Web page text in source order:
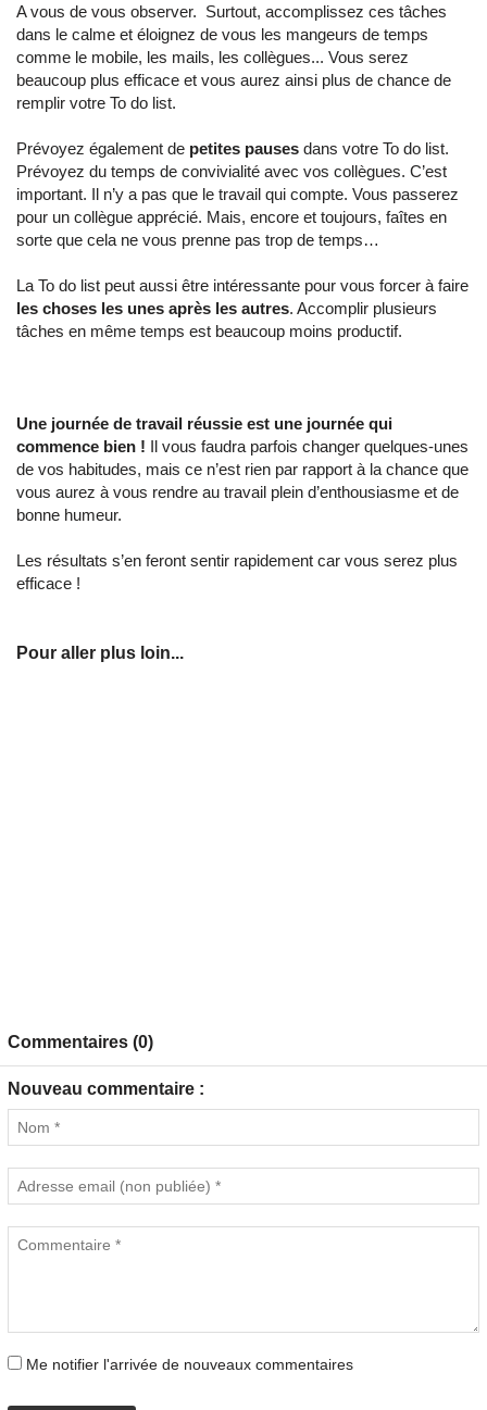
A vous de vous observer. Surtout, accomplissez ces tâches
dans le calme et éloignez de vous les mangeurs de temps
comme le mobile, les mails, les collègues... Vous serez
beaucoup plus efficace et vous aurez ainsi plus de chance de
remplir votre To do list.
Prévoyez également de petites pauses dans votre To do list.
Prévoyez du temps de convivialité avec vos collègues. C’est
important. Il n’y a pas que le travail qui compte. Vous passerez
pour un collègue apprécié. Mais, encore et toujours, faîtes en
sorte que cela ne vous prenne pas trop de temps…
La To do list peut aussi être intéressante pour vous forcer à faire
les choses les unes après les autres. Accomplir plusieurs
tâches en même temps est beaucoup moins productif.
Une journée de travail réussie est une journée qui
commence bien ! Il vous faudra parfois changer quelques-unes
de vos habitudes, mais ce n’est rien par rapport à la chance que
vous aurez à vous rendre au travail plein d’enthousiasme et de
bonne humeur.
Les résultats s’en feront sentir rapidement car vous serez plus
efficace !
Pour aller plus loin...
Commentaires (0)
Nouveau commentaire :
Me notifier l'arrivée de nouveaux commentaires